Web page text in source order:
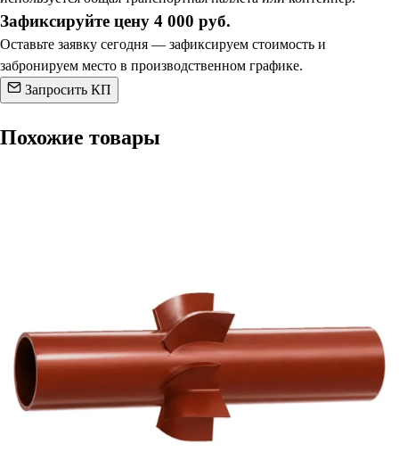
Зафиксируйте цену 4 000 руб.
Оставьте заявку сегодня — зафиксируем стоимость и
забронируем место в производственном графике.
Запросить КП
Похожие товары